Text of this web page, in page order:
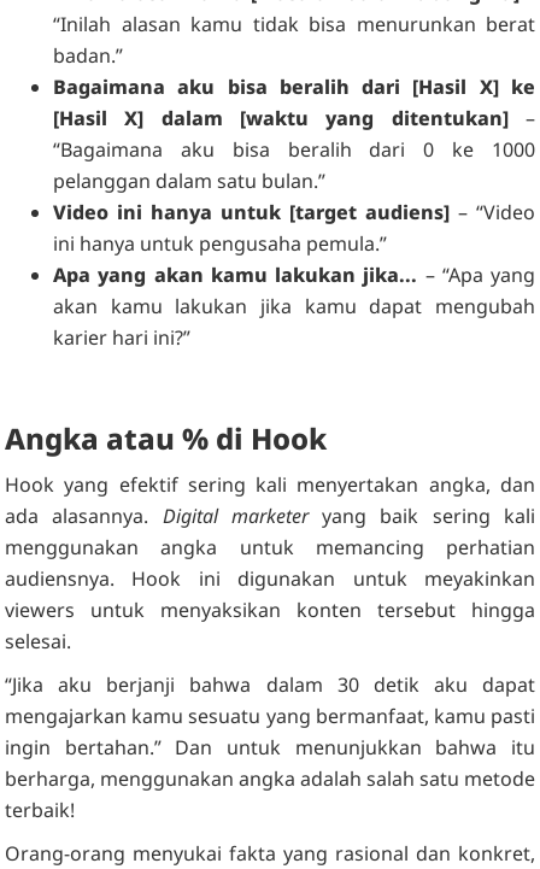
“Inilah alasan kamu tidak bisa menurunkan berat
badan.”
Bagaimana aku bisa beralih dari [Hasil X] ke
[Hasil X] dalam [waktu yang ditentukan]–
“Bagaimana aku bisa beralih dari 0 ke 1000
pelanggan dalam satu bulan.”
Video ini hanya untuk [target audiens] – “Video
ini hanya untuk pengusaha pemula.”
Apa yang akan kamu lakukan jika... – “Apa yang
akan kamu lakukan jika kamu dapat mengubah
karier hari ini?”
Angka atau % di Hook
Hook yang efektif sering kali menyertakan angka, dan
ada alasannya. Digital marketeryang baik sering kali
menggunakan angka untuk memancing perhatian
audiensnya. Hook ini digunakan untuk meyakinkan
viewers untuk menyaksikan konten tersebut hingga
selesai.
“Jika aku berjanji bahwa dalam 30 detik aku dapat
mengajarkan kamu sesuatu yang bermanfaat, kamu pasti
ingin bertahan.” Dan untuk menunjukkan bahwa itu
berharga, menggunakan angka adalah salah satu metode
terbaik!
Orang-orang menyukai fakta yang rasional dan konkret,